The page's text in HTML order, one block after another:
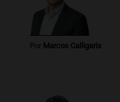
Por Marcos Calligaris